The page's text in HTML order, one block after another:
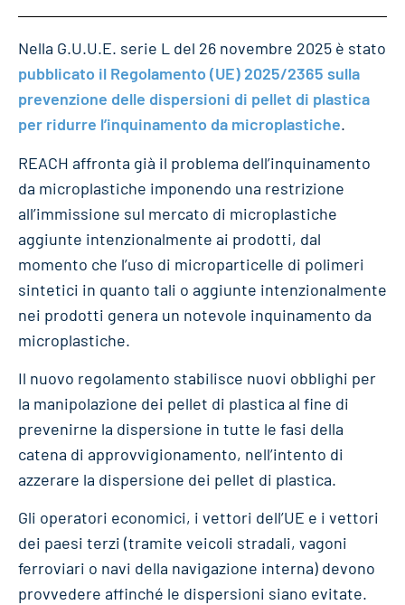
Nella G.U.U.E. serie L del 26 novembre 2025 è stato
pubblicato il Regolamento (UE) 2025/2365 sulla
prevenzione delle dispersioni di pellet di plastica
per ridurre l’inquinamento da microplastiche.
REACH affronta già il problema dell’inquinamento
da microplastiche imponendo una restrizione
all’immissione sul mercato di microplastiche
aggiunte intenzionalmente ai prodotti, dal
momento che l’uso di microparticelle di polimeri
sintetici in quanto tali o aggiunte intenzionalmente
nei prodotti genera un notevole inquinamento da
microplastiche.
Il nuovo regolamento stabilisce nuovi obblighi per
la manipolazione dei pellet di plastica al fine di
prevenirne la dispersione in tutte le fasi della
catena di approvvigionamento, nell’intento di
azzerare la dispersione dei pellet di plastica.
Gli operatori economici, i vettori dell’UE e i vettori
dei paesi terzi (tramite veicoli stradali, vagoni
ferroviari o navi della navigazione interna) devono
provvedere affinché le dispersioni siano evitate.